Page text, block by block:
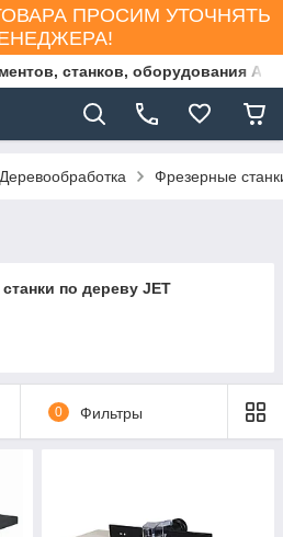
ПРОСИМ УТОЧНЯТЬ
станков, оборудования
Деревообработка Фрезерные
по дереву JET
0 Фильтры